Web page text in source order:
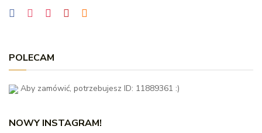
POLECAM
Aby zamówić, potrzebujesz ID: 11889361 :)
NOWY INSTAGRAM!